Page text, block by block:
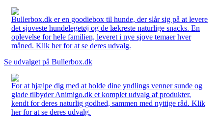
Bullerbox.dk er en goodiebox til hunde, der slår sig på at levere
det sjoveste hundelegetøj og de lækreste naturlige snacks. En
oplevelse for hele familien, leveret i nye sjove temaer hver
måned. Klik her for at se deres udvalg.
Se udvalget på Bullerbox.dk
For at hjælpe dig med at holde dine yndlings venner sunde og
glade tilbyder Animigo.dk et komplet udvalg af produkter,
kendt for deres naturlig godhed, sammen med nyttige råd. Klik
her for at se deres udvalg.